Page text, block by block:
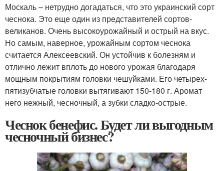
Москаль – нетрудно догадаться, что это украинский сорт
чеснока. Это еще один из представителей сортов-
великанов. Очень высокоурожайный и острый на вкус.
Но самым, наверное, урожайным сортом чеснока
считается Алексеевский. Он устойчив к болезням и
отлично лежит вплоть до нового урожая благодаря
мощным покрытиям головки чешуйками. Его четырех-
пятизубчатые головки вытягивают 150-180 г. Аромат
него нежный, чесночный, а зубки сладко-острые.
Чеснок бенефис. Будет ли выгодным
чесночный бизнес?